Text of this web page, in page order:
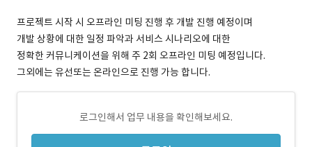
프로젝트 시작 시 오프라인 미팅 진행 후 개발 진행 예정이며
개발 상황에 대한 일정 파악과 서비스 시나리오에 대한
정확한 커뮤니케이션을 위해 주 2회 오프라인 미팅 예정입니다.
그외에는 유선또는 온라인으로 진행 가능 합니다.
로그인해서 업무 내용을 확인해보세요.